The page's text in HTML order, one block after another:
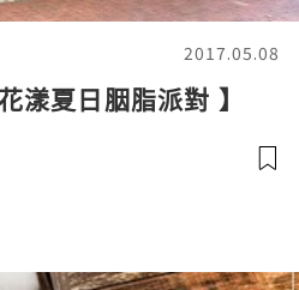
2017.05.08
漾夏日胭脂派對 】